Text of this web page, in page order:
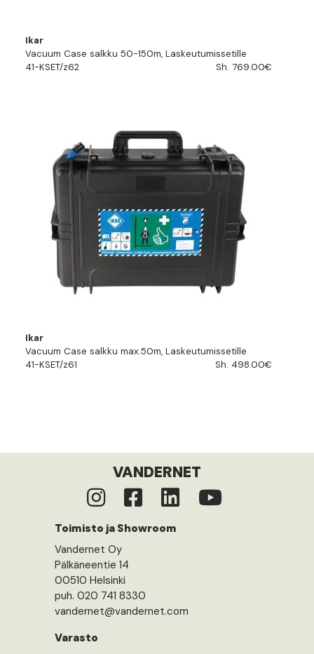
Ikar
Vacuum Case salkku 50-150m, Laskeutumissetille
41-KSET/z62
Sh. 769.00€
Ikar
Vacuum Case salkku max.50m, Laskeutumissetille
41-KSET/z61
Sh. 498.00€
VANDERNET
Toimisto ja Showroom
Vandernet Oy
Pälkäneentie 14
00510 Helsinki
puh. 020 741 8330
vandernet@vandernet.com
Varasto